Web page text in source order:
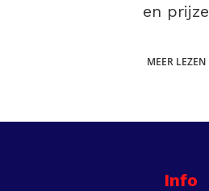
en
MEER LEZEN
Info